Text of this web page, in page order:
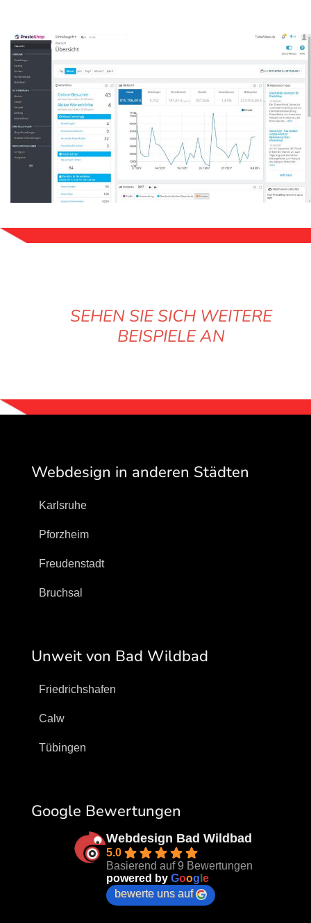
SEHEN SIE SICH WEITERE
BEISPIELE AN
Webdesign in anderen Städten
Karlsruhe
Pforzheim
Freudenstadt
Bruchsal
Unweit von Bad Wildbad
Friedrichshafen
Calw
Tübingen
Google Bewertungen
Webdesign Bad Wildbad
5.0
Basierend auf 9 Bewertungen
powered by Goog e
bewerte uns auf